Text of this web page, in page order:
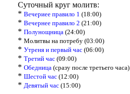
Суточный круг молитв:
* Вечериее правило 1 (18:00)
* Вечернее правило 2 (21:00)
* Полунощница (24:00)
* Молитвы на потребу (03:00)
* Утреня и первый час (06:00)
* Третий час (09:00)
* Обедница (сразу после третьего часа)
* Шестой час (12:00)
* Девятый час (15:00)